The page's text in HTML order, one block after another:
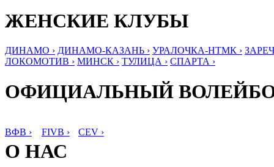
ЖЕНСКИЕ КЛУБЫ
ДИНАМО › ДИНАМО-КАЗАНЬ › УРАЛОЧКА-НТМК ›
ЛОКОМОТИВ › МИНСК › ТУЛИЦА › СПАРТА ›
ОФИЦИАЛЬНЫЙ
ВФВ › FIVB › CEV ›
О НАС